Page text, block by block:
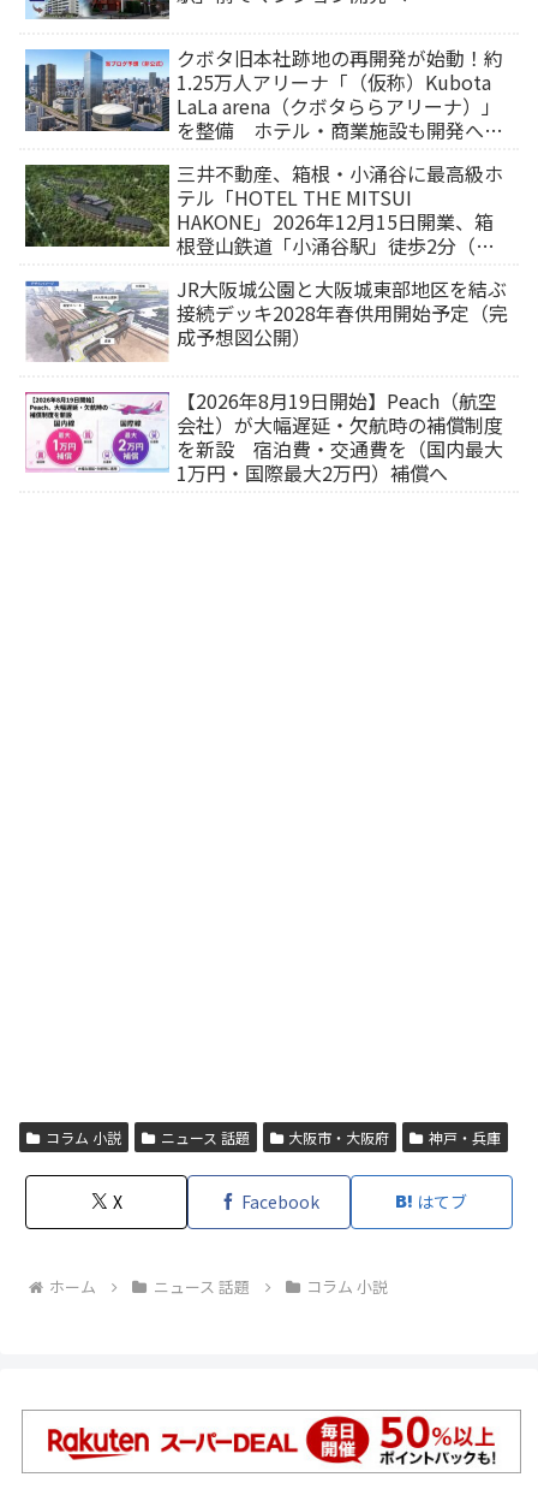
クボタ旧本社跡地の再開発が始動！約
1.25万人アリーナ「（仮称）Kubota
LaLa arena（クボタららアリーナ）」
を整備 ホテル・商業施設も開発へ
三井不動産、箱根・小涌谷に最高級ホ
テル「HOTEL THE MITSUI
HAKONE」2026年12月15日開業、箱
根登山鉄道「小涌谷駅」徒歩2分（旅
JR大阪城公園と大阪城東部地区を結ぶ
接続デッキ2028年春供用開始予定（完
成予想図公開）
【2026年8月19日開始】Peach（航空
会社）が大幅遅延・欠航時の補償制度
を新設 宿泊費・交通費を（国内最大
1万円・国際最大2万円）補償へ
コラム 小説 ニュース 話題 大阪市・大阪府 神戸・兵庫
X Facebook はてブ
ホーム ニュース 話題 コラム 小説